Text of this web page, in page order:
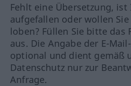
Fehlt eine Übersetzung,
aufgefallen oder wollen
loben? Füllen Sie bitte das
aus. Die Angabe der E-
optional und dient gemäß
Datenschutz nur zur
Anfrage.